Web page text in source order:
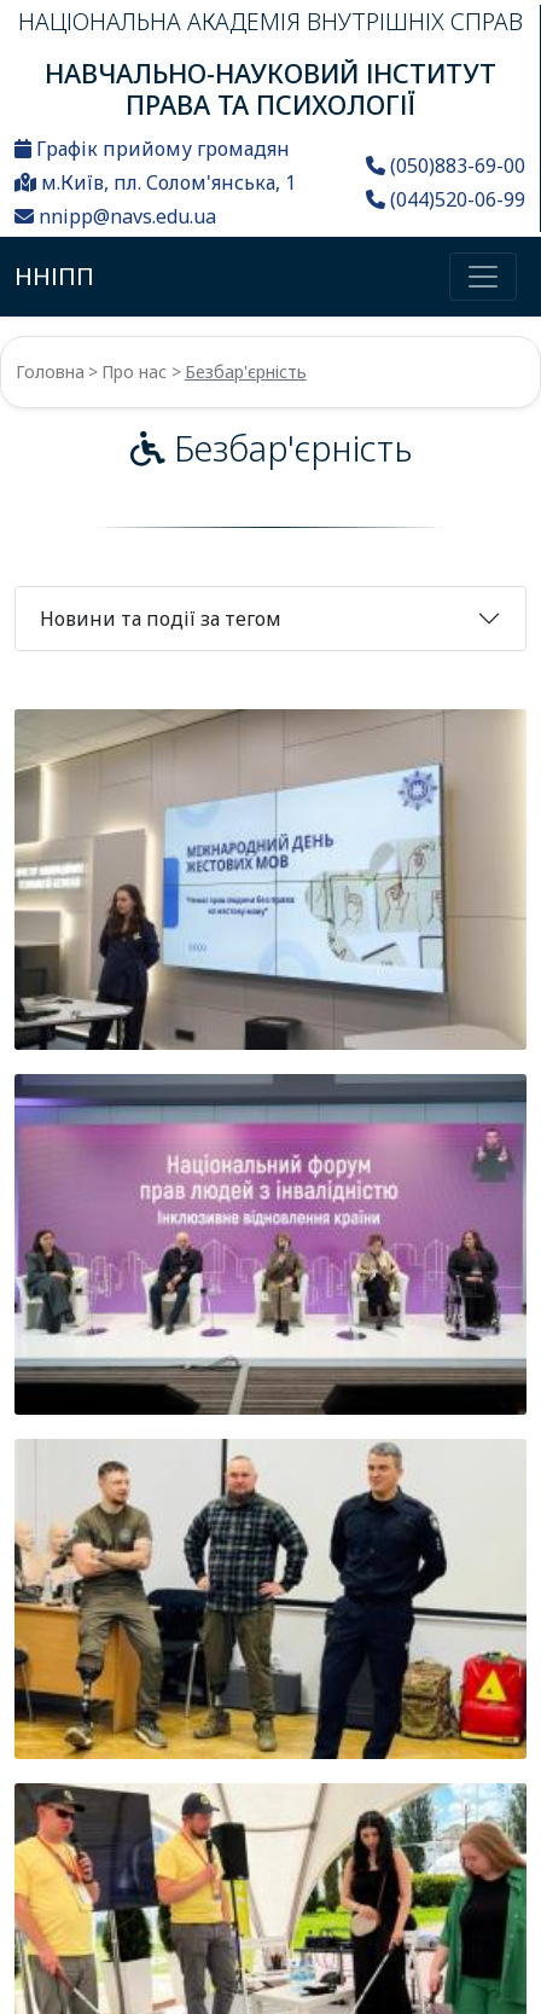
НАЦІОНАЛЬНА АКАДЕМІЯ ВНУТРІШНІХ СПРАВ
НАВЧАЛЬНО-НАУКОВИЙ ІНСТИТУТ
ПРАВА ТА ПСИХОЛОГІЇ
Графік прийому громадян
м.Київ, пл. Солом'янська, 1
nnipp@navs.edu.ua
(050)883-69-00
(044)520-06-99
ННІПП
Головна Про нас Безбар'єрність
Безбар'єрність
Новини та події за тегом